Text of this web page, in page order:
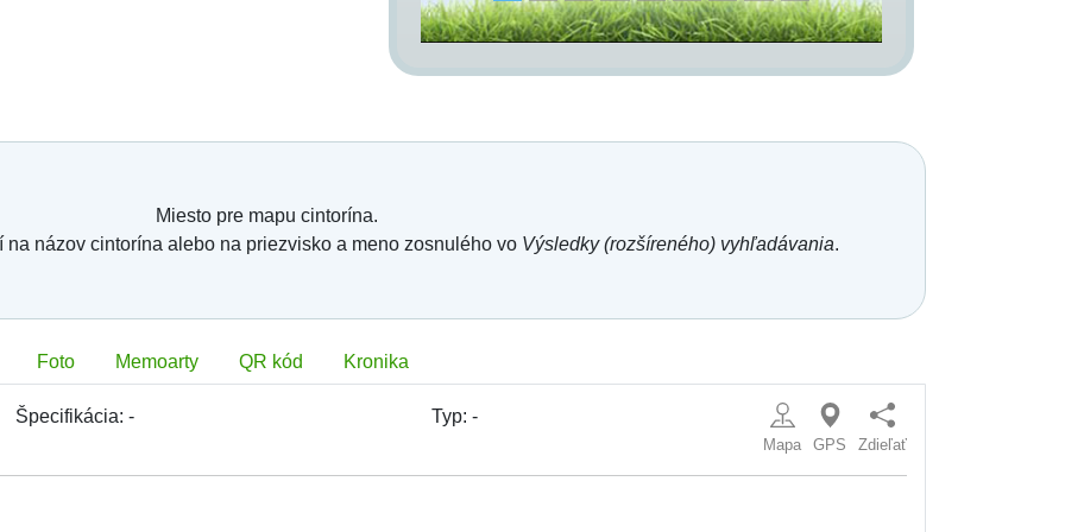
Miesto pre mapu cintorína.
názov cintorína alebo na priezvisko a meno zosnulého vo Výsledky (rozšíreného) vyhľadávania.
Foto Memoarty QR kód Kronika
Špecifikácia:- Typ: -
Mapa GPS Zdieľať